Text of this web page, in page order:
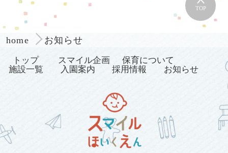
TOP
home お知らせ
トップ スマイル企画
保育について
施設一覧
入園案内 採用情報 お知らせ